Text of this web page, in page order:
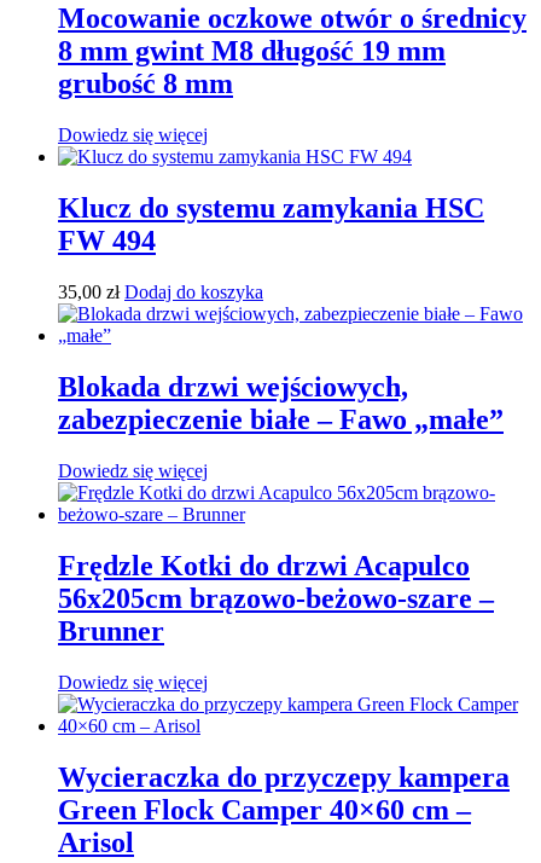
Mocowanie oczkowe otwór o średnicy
8 mm gwint M8 długość 19 mm
grubość 8 mm
Dowiedz się więcej
Klucz do systemu zamykania HSC
FW 494
35,00 zł Dodaj do koszyka
Blokada drzwi wejściowych,
zabezpieczenie białe – Fawo „małe”
Dowiedz się więcej
Frędzle Kotki do drzwi Acapulco
56x205cm brązowo-beżowo-szare –
Brunner
Dowiedz się więcej
Wycieraczka do przyczepy kampera
Green Flock Camper 40×60 cm –
Arisol